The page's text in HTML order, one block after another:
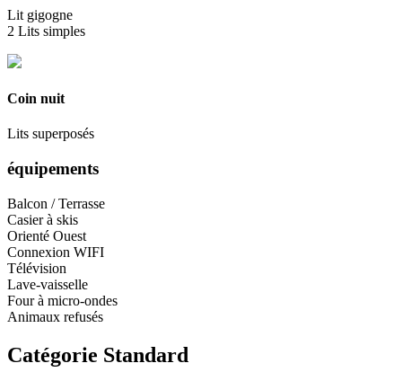
Lit gigogne
2 Lits simples
Coin nuit
Lits superposés
équipements
Balcon / Terrasse
Casier à skis
Orienté Ouest
Connexion WIFI
Télévision
Lave-vaisselle
Four à micro-ondes
Animaux refusés
Catégorie Standard